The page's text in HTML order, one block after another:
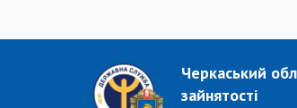
Черкаський
зайнятості